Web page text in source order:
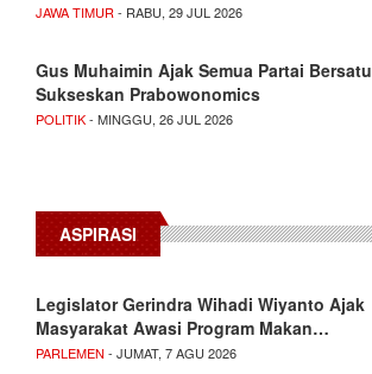
JAWA TIMUR - RABU, 29 JUL 2026
Gus Muhaimin Ajak Semua Partai Bersatu
Sukseskan Prabowonomics
POLITIK- MINGGU, 26 JUL 2026
ASPIRASI
Legislator Gerindra Wihadi Wiyanto Ajak
Masyarakat Awasi Program Makan…
PARLEMEN - JUMAT, 7 AGU 2026